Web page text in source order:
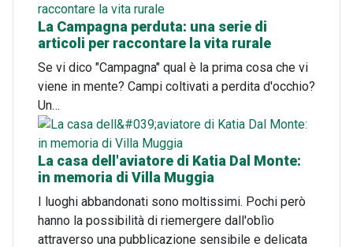
La Campagna perduta: una serie di
articoli per raccontare la vita rurale
Se vi dico "Campagna" qual è la prima cosa che vi
viene in mente? Campi coltivati a perdita d'occhio?
Un…
La casa dell'aviatore di Katia Dal Monte:
in memoria di Villa Muggia
I luoghi abbandonati sono moltissimi. Pochi però
hanno la possibilità di riemergere dall'oblìo
attraverso una pubblicazione sensibile e delicata